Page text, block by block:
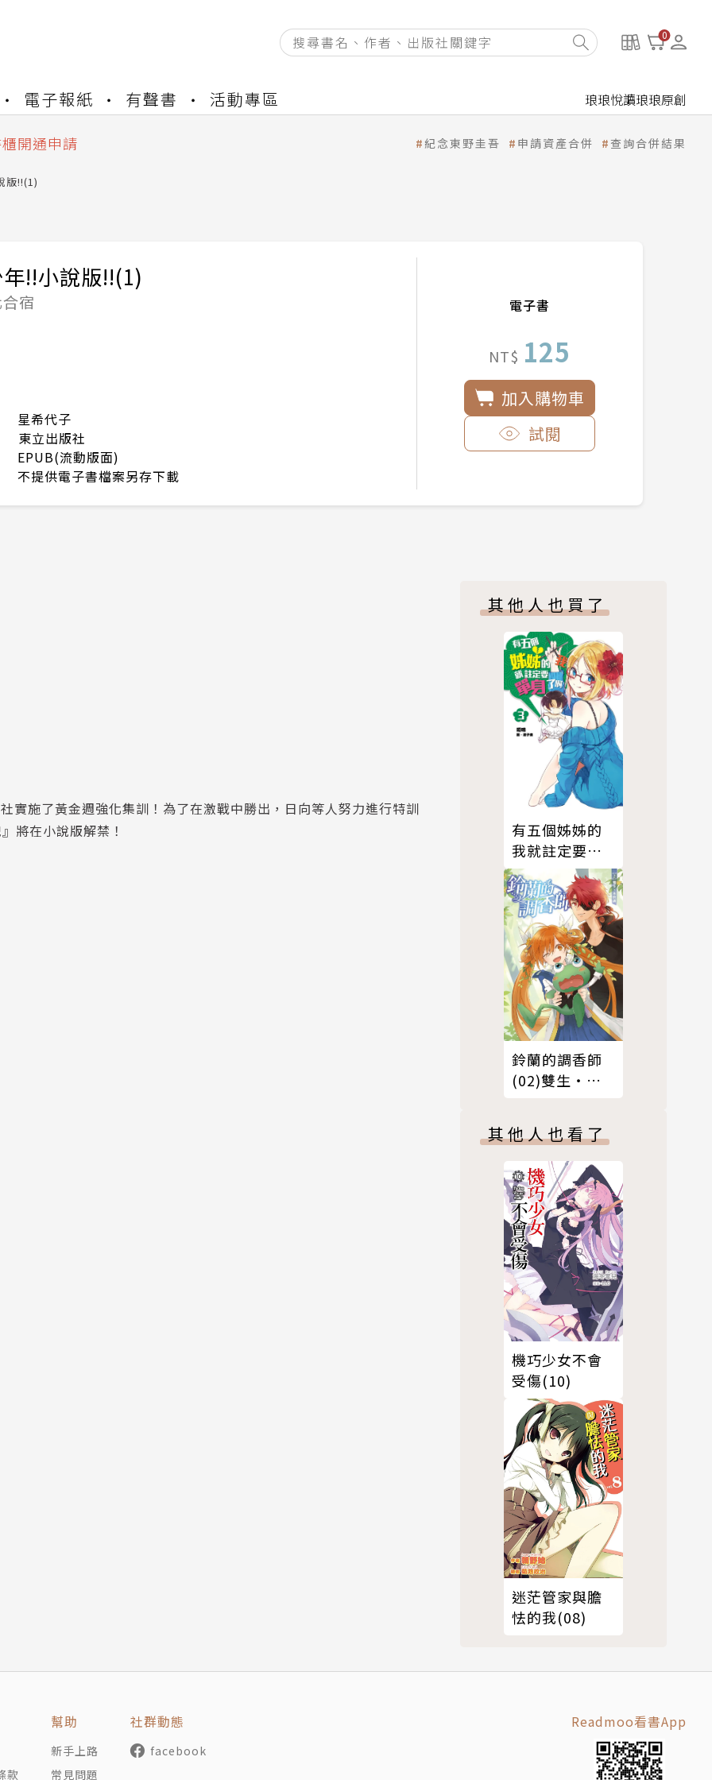
0
電子報紙 有聲書 活動專區 琅琅悅讀琅琅原創
醒
合併結果查詢
紀念東野圭吾 申請資產合併 查詢合併結果
版!!(1)
!!小說版!!(1)
宿
星希代子
東立出版社
EPUB(流動版面)
不提供電子書檔案另存下載
電子書
NT$ 125
加入購物車
試閱
施了黃金週強化集訓！為了在激戰中勝出，日向等人努力進行特訓
將在小說版解禁！
其他人也買了
有五個姊姊的
我就註定要單
身了啊(03)
鈴蘭的調香師
(02)雙生‧木
其他人也看了
機巧少女不會
受傷(10)
迷茫管家與膽
怯的我(08)
款
幫助
新手上路
常見問題
社群動態
facebook
Readmoo看書App